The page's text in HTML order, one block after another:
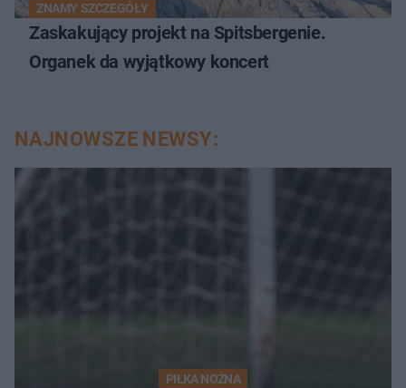
ZNAMY SZCZEGÓŁY
Zaskakujący projekt na Spitsbergenie.
Organek da wyjątkowy koncert
NAJNOWSZE NEWSY:
PIŁKA NOŻNA